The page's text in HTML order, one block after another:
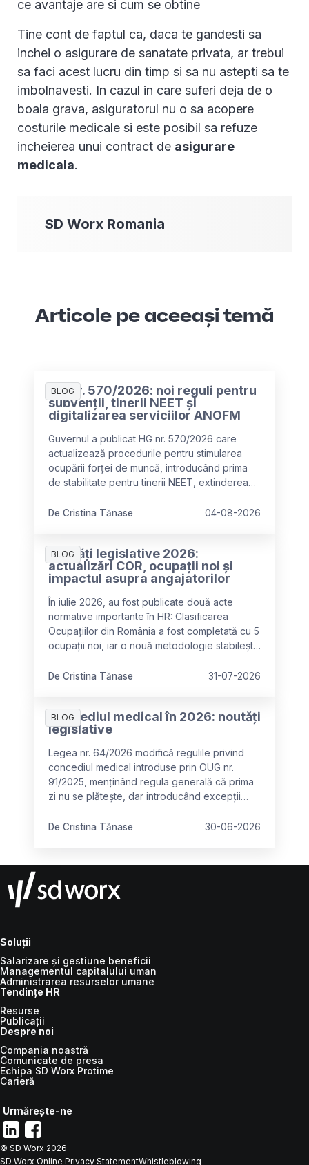
ce avantaje are si cum se obtine
Tine cont de faptul ca, daca te gandesti sa
inchei o asigurare de sanatate privata, ar trebui
sa faci acest lucru din timp si sa nu astepti sa te
imbolnavesti. In cazul in care suferi deja de o
boala grava, asiguratorul nu o sa acopere
costurile medicale si este posibil sa refuze
incheierea unui contract de asigurare
medicala.
SD Worx Romania
Articole pe aceeași temă
BLOG
HG nr. 570/2026: noi reguli pentru
subvenții, tinerii NEET și
digitalizarea serviciilor ANOFM
Guvernul a publicat HG nr. 570/2026 care
actualizează procedurile pentru stimularea
ocupării forței de muncă, introducând prima
de stabilitate pentru tinerii NEET, extinderea
digitalizarea serviciilor ANOFM.
De Cristina Tănase 04-08-2026
BLOG
Noutăți legislative 2026:
actualizări COR, ocupații noi și
impactul asupra angajatorilor
În iulie 2026, au fost publicate două acte
normative importante în HR: Clasificarea
Ocupațiilor din România a fost completată cu 5
ocupații noi, iar o nouă metodologie stabilește
deficitare în vederea recrutării lucrătorilor
oportunități pentru planificarea forței de
muncă.
De Cristina Tănase 31-07-2026
BLOG
Concediul medical în 2026: noutăți
legislative
Legea nr. 64/2026 modifică regulile privind
concediul medical introduse prin OUG nr.
91/2025, menținând regula generală că prima
zi nu se plătește, dar introducând excepții
(maternitate, oncologie, spitalizare) și
De Cristina Tănase 30-06-2026
Soluții
Salarizare și gestiune beneficii
Managementul capitalului uman
Administrarea resurselor umane
Tendințe HR
Resurse
Publicații
Despre noi
Compania noastră
Comunicate de presa
Echipa SD Worx Protime
Carieră
Urmărește-ne
© SD Worx 2026
SD Worx Online Privacy StatementWhistleblowing